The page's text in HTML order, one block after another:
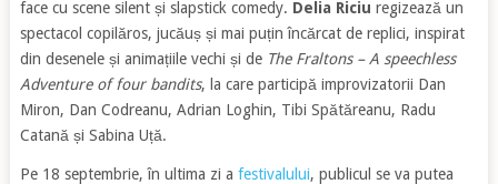
face cu scene silent și slapstick comedy. Delia Riciu regizează un
spectacol copilăros, jucăuș și mai puțin încărcat de replici, inspirat
din desenele și animațiile vechi și de The Fraltons – A speechless
Adventure of four bandits, la care participă improvizatorii Dan
Miron, Dan Codreanu, Adrian Loghin, Tibi Spătăreanu, Radu
Catană și Sabina Uță.
Pe 18 septembrie, în ultima zi a festivalului, publicul se va putea